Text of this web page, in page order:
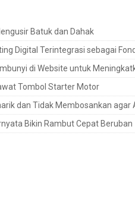
Batuk dan Dahak
Digital Terintegrasi sebagai
di Website untuk
Tombol Starter Motor
dan Tidak Membosankan
Bikin Rambut Cepat Beruban